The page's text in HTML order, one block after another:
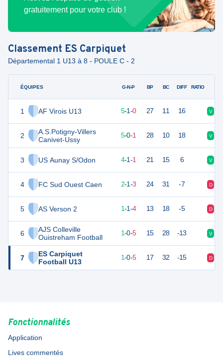
gratuitement pour votre club !
Classement ES Carpiquet
Départemental 1 U13 à 8 - POULE C - 2
ÉQUIPES
1 AF Virois U13
2
A.S.Potigny-Villers
Canivet-Ussy
3 US Aunay S/Odon
4 FC Sud Ouest Caen
5 AS Verson 2
6
AJS Colleville
Ouistreham Football
7
ES Carpiquet
Football U13
G-N-P BP BC DIFF RATIO
5-1-0 27 11 16 V
15 5-0-1 28 10 18 V
13 4-1-1 21 15 6 V
7 2-1-3 24 31 -7 D
1-1-4 13 18 -5 D
3 1-0-5 15 28 -13 V
1-0-5 17 32 -15 D
Fonctionnalités
Application
Lives commentés